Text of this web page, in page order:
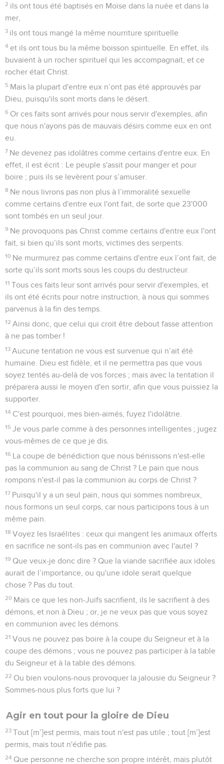
2 ils ont tous été baptisés en Moïse dans la nuée et dans la
mer,
3 ils ont tous mangé la même nourriture spirituelle
4 et ils ont tous bu la même boisson spirituelle. En effet, ils
buvaient à un rocher spirituel qui les accompagnait, et ce
rocher était Christ.
5 Mais la plupart d'entre eux n’ont pas été approuvés par
Dieu, puisqu'ils sont morts dans le désert.
6 Or ces faits sont arrivés pour nous servir d'exemples, afin
que nous n'ayons pas de mauvais désirs comme eux en ont
eu.
7 Ne devenez pas idolâtres comme certains d'entre eux. En
effet, il est écrit : Le peuple s'assit pour manger et pour
boire ; puis ils se levèrent pour s’amuser.
8 Ne nous livrons pas non plus à l’immoralité sexuelle
comme certains d'entre eux l'ont fait, de sorte que 23'000
sont tombés en un seul jour.
9 Ne provoquons pas Christ comme certains d'entre eux l'ont
fait, si bien qu’ils sont morts, victimes des serpents.
10 Ne murmurez pas comme certains d'entre eux l’ont fait, de
sorte qu’ils sont morts sous les coups du destructeur.
11 Tous ces faits leur sont arrivés pour servir d'exemples, et
ils ont été écrits pour notre instruction, à nous qui sommes
parvenus à la fin des temps.
12 Ainsi donc, que celui qui croit être debout fasse attention
à ne pas tomber !
13 Aucune tentation ne vous est survenue qui n’ait été
humaine. Dieu est fidèle, et il ne permettra pas que vous
soyez tentés au-delà de vos forces ; mais avec la tentation il
préparera aussi le moyen d'en sortir, afin que vous puissiez la
supporter.
14 C'est pourquoi, mes bien-aimés, fuyez l'idolâtrie.
15 Je vous parle comme à des personnes intelligentes ; jugez
vous-mêmes de ce que je dis.
16 La coupe de bénédiction que nous bénissons n'est-elle
pas la communion au sang de Christ ? Le pain que nous
rompons n'est-il pas la communion au corps de Christ ?
17 Puisqu'il y a un seul pain, nous qui sommes nombreux,
nous formons un seul corps, car nous participons tous à un
même pain.
18 Voyez les Israélites : ceux qui mangent les animaux offerts
en sacrifice ne sont-ils pas en communion avec l'autel ?
19 Que veux-je donc dire ? Que la viande sacrifiée aux idoles
aurait de l’importance, ou qu'une idole serait quelque
chose ? Pas du tout.
20 Mais ce que les non-Juifs sacrifient, ils le sacrifient à des
démons, et non à Dieu ; or, je ne veux pas que vous soyez
en communion avec les démons.
21 Vous ne pouvez pas boire à la coupe du Seigneur et à la
coupe des démons ; vous ne pouvez pas participer à la table
du Seigneur et à la table des démons.
22 Ou bien voulons-nous provoquer la jalousie du Seigneur ?
Sommes-nous plus forts que lui ?
Agir en tout pour la gloire de Dieu
23 Tout [m’]est permis, mais tout n'est pas utile ; tout [m’]est
permis, mais tout n'édifie pas.
24 Que personne ne cherche son propre intérêt, mais plutôt